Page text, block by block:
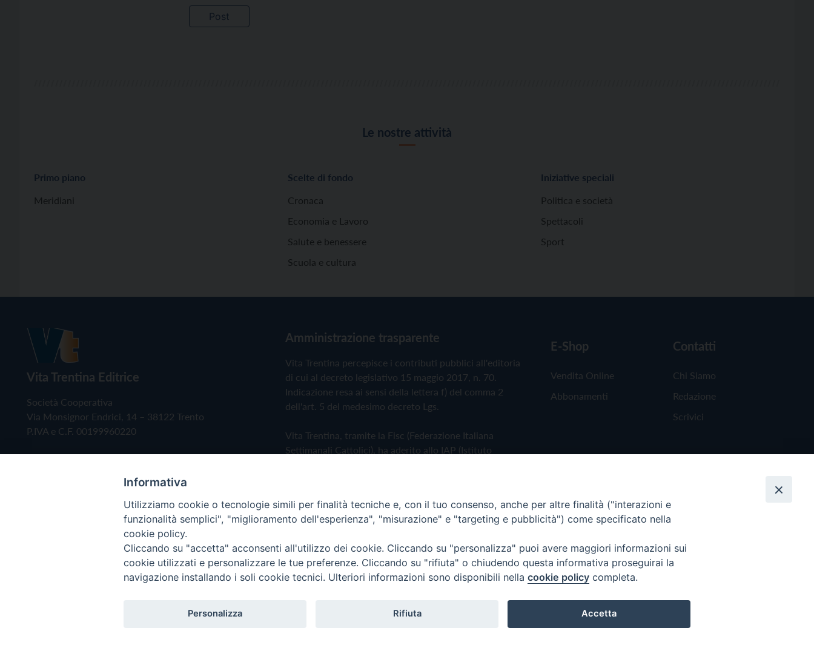
Le nostre attività
Primo piano
Meridiani
Scelte di fondo
Cronaca
Economia e Lavoro
Salute e benessere
Scuola e cultura
Iniziative speciali
Politica e società
Spettacoli
Sport
Vita Trentina Editrice
Società Cooperativa
Via Monsignor Endrici, 14 – 38122 Trento
P.IVA e C.F. 00199960220
Amministrazione trasparente
Vita Trentina percepisce i contributi pubblici all'editoria
di cui al decreto legislativo 15 maggio 2017, n. 70.
Indicazione resa ai sensi della lettera f) del comma 2
dell'art. 5 del medesimo decreto Lgs.
Vita Trentina, tramite la Fisc (Federazione Italiana
Settimanali Cattolici), ha aderito allo IAP (Istituto
Privacy Policy Cookie Policy
E-Shop
Vendita Online
Abbonamenti
Contatti
Chi Siamo
Redazione
Scrivici
Copyright © 2019 - Tutti i diritti riservati - Vita Trentina Editrice
Informativa
Utilizziamo cookie o tecnologie simili per finalità tecniche e, con il tuo consenso, anche per altre finalità ("interazioni e
funzionalità semplici", "miglioramento dell'esperienza", "misurazione" e "targeting e pubblicità") come specificato nella
cookie policy.
Cliccando su "accetta" acconsenti all'utilizzo dei cookie. Cliccando su "personalizza" puoi avere maggiori informazioni sui
cookie utilizzati e personalizzare le tue preferenze. Cliccando su "rifiuta" o chiudendo questa informativa proseguirai la
navigazione installando i soli cookie tecnici. Ulteriori informazioni sono disponibili nella cookie policy completa.
Personalizza Rifiuta Accetta